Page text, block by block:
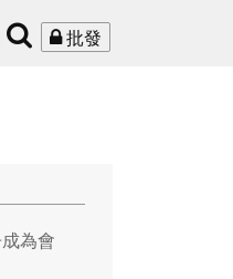
批發
為會